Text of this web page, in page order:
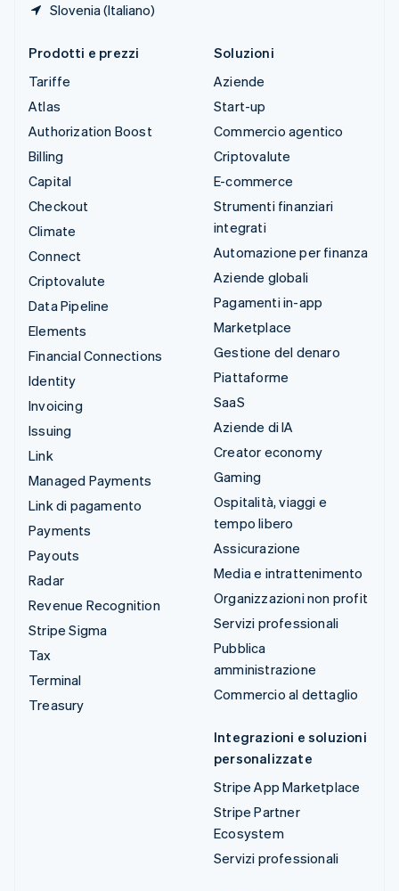
Slovenia (Italiano)
Prodotti e prezzi
Tariffe
Atlas
Authorization Boost
Billing
Capital
Checkout
Climate
Connect
Criptovalute
Data Pipeline
Elements
Financial Connections
Identity
Invoicing
Issuing
Link
Managed Payments
Link di pagamento
Payments
Payouts
Radar
Revenue Recognition
Stripe Sigma
Tax
Terminal
Treasury
Soluzioni
Aziende
Start-up
Commercio agentico
Criptovalute
E-commerce
Strumenti finanziari
integrati
Automazione per finanza
Aziende globali
Pagamenti in-app
Marketplace
Gestione del denaro
Piattaforme
SaaS
Aziende di IA
Creator economy
Gaming
Ospitalità, viaggi e
tempo libero
Assicurazione
Media e intrattenimento
Organizzazioni non profit
Servizi professionali
Pubblica
amministrazione
Commercio al dettaglio
Integrazioni e soluzioni
personalizzate
Stripe App Marketplace
Stripe Partner
Ecosystem
Servizi professionali